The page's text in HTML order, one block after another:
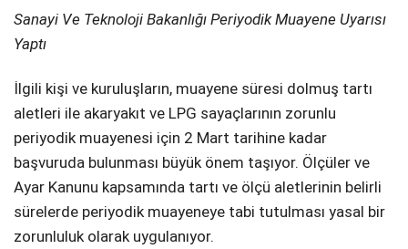
Hattı
SPOR
SERVISLER
Sanayi Ve Teknoloji Bakanlığı Periyodik Muayene Uyarısı
Yaptı
İlgili kişi ve kuruluşların, muayene süresi dolmuş tartı
aletleri ile akaryakıt ve LPG sayaçlarının zorunlu
periyodik muayenesi için 2 Mart tarihine kadar
başvuruda bulunması büyük önem taşıyor. Ölçüler ve
Ayar Kanunu kapsamında tartı ve ölçü aletlerinin belirli
sürelerde periyodik muayeneye tabi tutulması yasal bir
zorunluluk olarak uygulanıyor.